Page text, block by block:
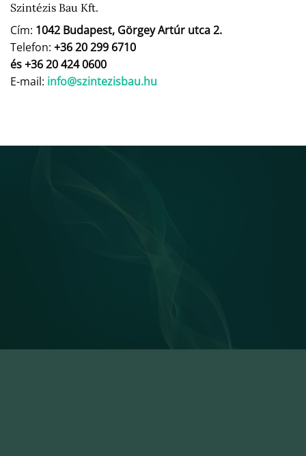
Szintézis Bau Kft.
Cím: 1042 Budapest, Görgey Artúr utca 2.
Telefon: +36 20 299 6710
és +36 20 424 0600
E-mail: info@szintezisbau.hu